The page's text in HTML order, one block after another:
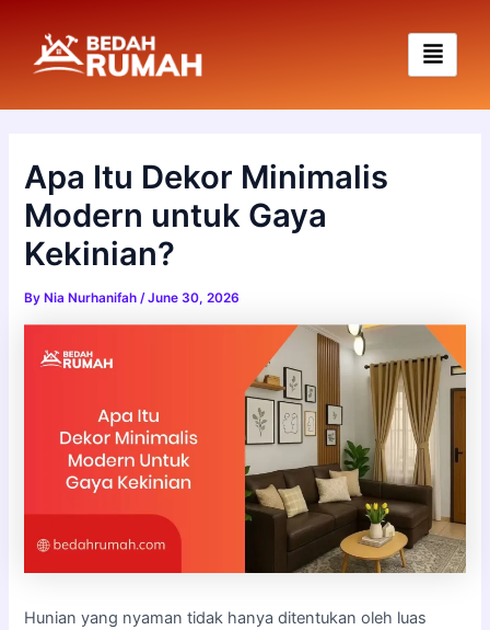
content
Apa Itu Dekor Minimalis
Modern untuk Gaya
Kekinian?
ByNia Nurhanifah /June 30, 2026
Hunian yang nyaman tidak hanya ditentukan oleh luas